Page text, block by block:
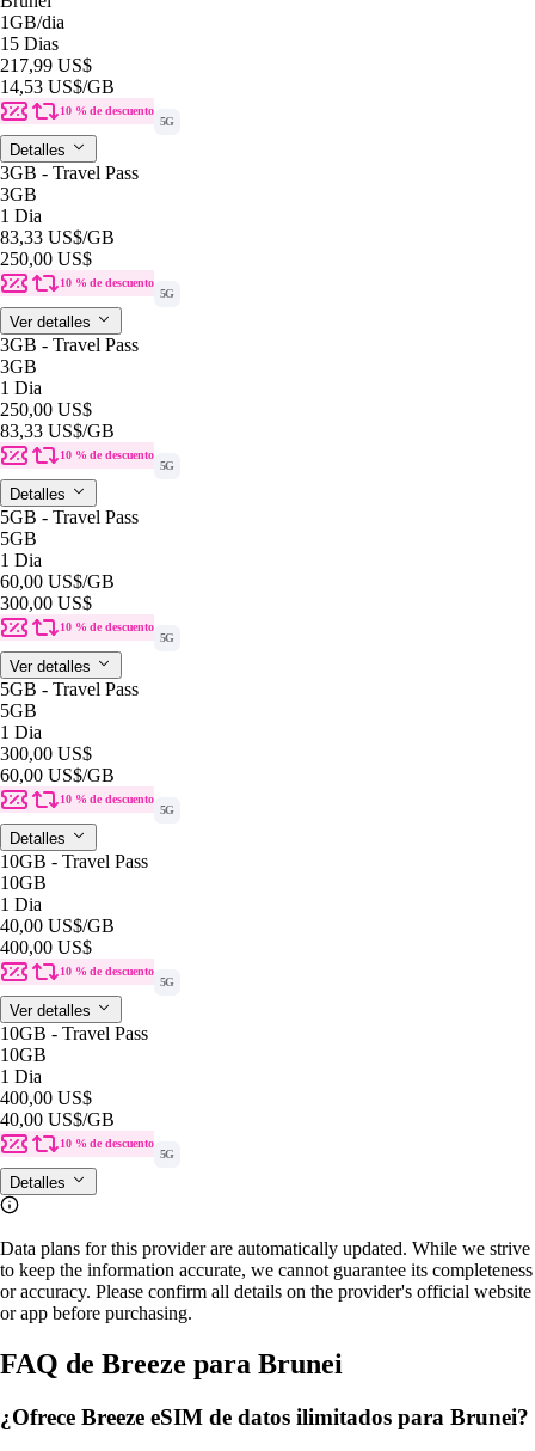
1GB/dia
15 Dias
217,99 US$
14,53 US$/GB
10 % de descuento
5G
Detalles
3GB - Travel Pass
3GB
1 Dia
83,33 US$/GB
250,00 US$
10 % de descuento
5G
Ver detalles
3GB - Travel Pass
3GB
1 Dia
250,00 US$
83,33 US$/GB
10 % de descuento
5G
Detalles
5GB - Travel Pass
5GB
1 Dia
60,00 US$/GB
300,00 US$
10 % de descuento
5G
Ver detalles
5GB - Travel Pass
5GB
1 Dia
300,00 US$
60,00 US$/GB
10 % de descuento
5G
Detalles
10GB - Travel Pass
10GB
1 Dia
40,00 US$/GB
400,00 US$
10 % de descuento
5G
Ver detalles
10GB - Travel Pass
10GB
1 Dia
400,00 US$
40,00 US$/GB
10 % de descuento
5G
Detalles
Data plans for this provider are automatically updated. While we strive
to keep the information accurate, we cannot guarantee its completeness
or accuracy. Please confirm all details on the provider's official website
or app before purchasing.
FAQ de Breeze para Brunei
¿Ofrece Breeze eSIM de datos ilimitados para Brunei?